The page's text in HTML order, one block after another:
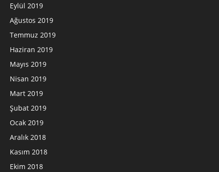
Eylül 2019
Ağustos 2019
Temmuz 2019
Haziran 2019
Mayıs 2019
Nisan 2019
Mart 2019
Şubat 2019
Ocak 2019
Aralık 2018
Kasım 2018
Ekim 2018